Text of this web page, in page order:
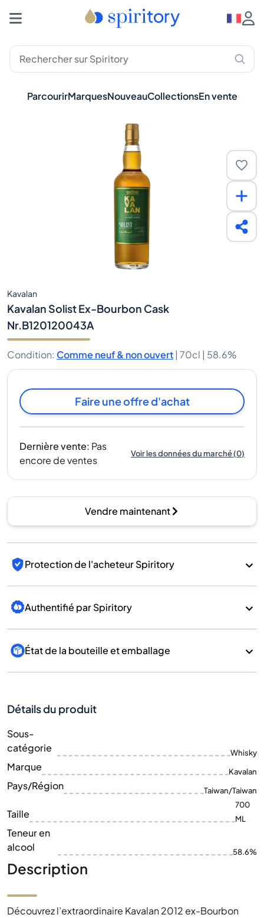
ParcourirMarquesNouveauCollectionsEn vente
Kavalan
Kavalan Solist Ex-Bourbon Cask
Nr.B120120043A
Condition: Comme neuf & non ouvert | 70cl | 58.6%
Faire une offre d'achat
Dernière vente: Pas
encore de ventes
Voir les données du marché(0)
Vendre maintenant
Protection de l'acheteur Spiritory
Authentifié par Spiritory
État de la bouteille et emballage
Détails du produit
Sous-
catégorie
Whisky
Marque Kavalan
Pays/Région Taiwan/Taiwan
Taille
700
ML
Teneur en
alcool
58.6%
Description
Découvrez l’extraordinaire Kavalan 2012 ex-Bourbon